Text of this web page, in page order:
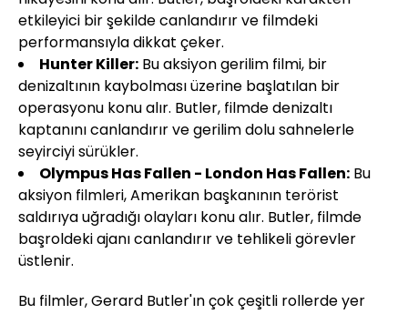
etkileyici bir şekilde canlandırır ve filmdeki
performansıyla dikkat çeker.
Hunter Killer: Bu aksiyon gerilim filmi, bir
denizaltının kaybolması üzerine başlatılan bir
operasyonu konu alır. Butler, filmde denizaltı
kaptanını canlandırır ve gerilim dolu sahnelerle
seyirciyi sürükler.
Olympus Has Fallen - London Has Fallen: Bu
aksiyon filmleri, Amerikan başkanının terörist
saldırıya uğradığı olayları konu alır. Butler, filmde
başroldeki ajanı canlandırır ve tehlikeli görevler
üstlenir.
Bu filmler, Gerard Butler'ın çok çeşitli rollerde yer